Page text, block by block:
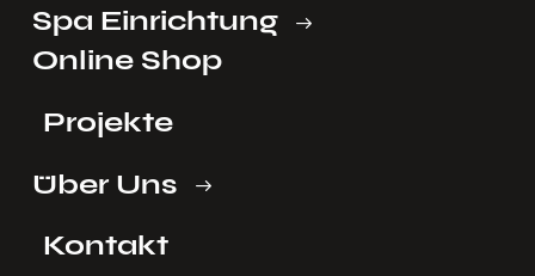
Spa Einrichtung
Online Shop
Projekte
Über Uns
Kontakt